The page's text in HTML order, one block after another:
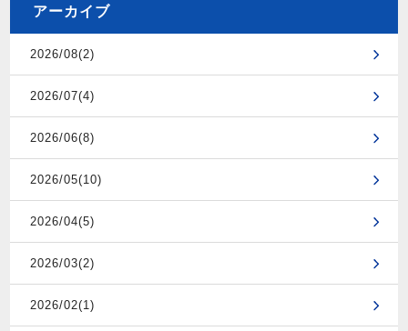
アーカイブ
2026/08(2)
2026/07(4)
2026/06(8)
2026/05(10)
2026/04(5)
2026/03(2)
2026/02(1)